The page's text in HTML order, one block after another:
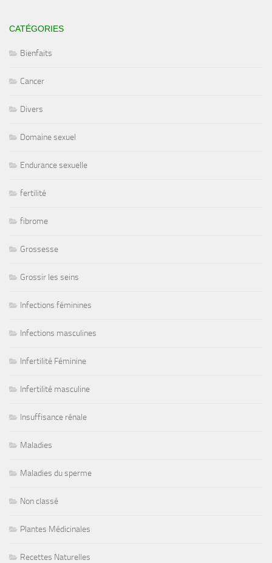
CATÉGORIES
Bienfaits
Cancer
Divers
Domaine sexuel
Endurance sexuelle
fertilité
fibrome
Grossesse
Grossir les seins
Infections féminines
Infections masculines
Infertilité Féminine
Infertilité masculine
Insuffisance rénale
Maladies
Maladies du sperme
Non classé
Plantes Médicinales
Recettes Naturelles